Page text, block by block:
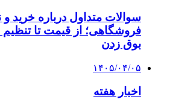
سوالات متداول درباره خرید
فروشگاهی؛ از قیمت تا
بوق زدن
۱۴۰۵/۰۴/۰۵
اخبار هفته